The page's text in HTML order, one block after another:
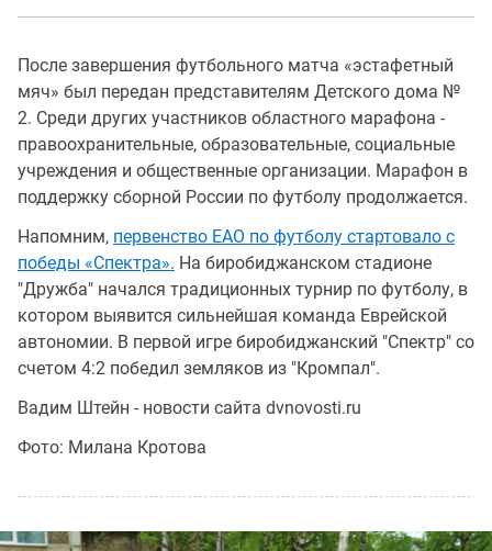
После завершения футбольного матча «эстафетный
мяч» был передан представителям Детского дома №
2. Среди других участников областного марафона -
правоохранительные, образовательные, социальные
учреждения и общественные организации. Марафон в
поддержку сборной России по футболу продолжается.
Напомним, первенство ЕАО по футболу стартовало с
победы «Спектра». На биробиджанском стадионе
"Дружба" начался традиционных турнир по футболу, в
котором выявится сильнейшая команда Еврейской
автономии. В первой игре биробиджанский "Спектр" со
счетом 4:2 победил земляков из "Кромпал".
Вадим Штейн - новости сайта dvnovosti.ru
Фото: Милана Кротова